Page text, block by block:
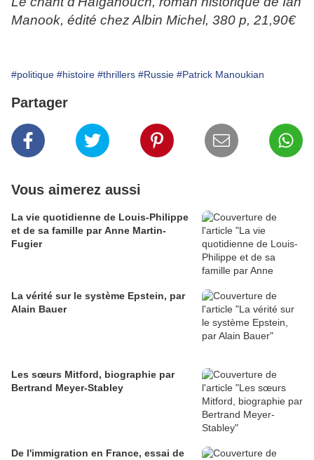
Manook, édité chez Albin Michel, 380 p, 21,90€
#politique #histoire #thrillers #Russie #Patrick Manoukian
Partager
Vous aimerez aussi
La vie quotidienne de Louis-Philippe
et de sa famille par Anne Martin-
Fugier
La vérité sur le système Epstein, par
Alain Bauer
Les sœurs Mitford, biographie par
Bertrand Meyer-Stabley
De l'immigration en France, essai de